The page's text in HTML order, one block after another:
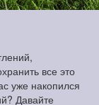
все это
уже накопился
Давайте